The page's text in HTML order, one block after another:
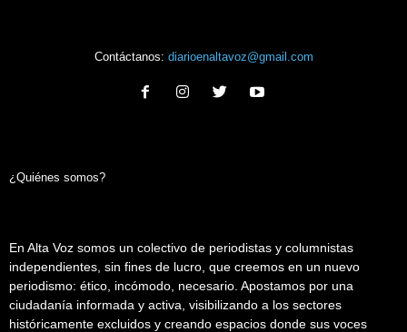
Contáctanos: diarioenaltavoz@gmail.com
¿Quiénes somos?
En Alta Voz somos un colectivo de periodistas y columnistas
independientes, sin fines de lucro, que creemos en un nuevo
periodismo: ético, incómodo, necesario. Apostamos por una
ciudadanía informada y activa, visibilizando a los sectores
históricamente excluidos y creando espacios donde sus voces